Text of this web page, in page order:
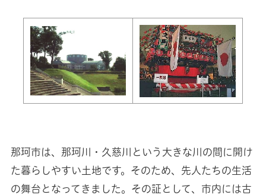
那珂市は、那珂川・久慈川という大きな川の間に開け
た暮らしやすい土地です。そのため、先人たちの生活
の舞台となってきました。その証として、市内には古